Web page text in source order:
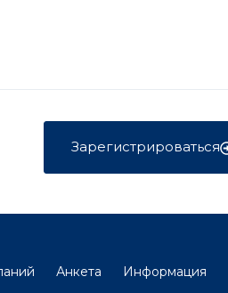
Зарегистрироваться
Анкета Информация